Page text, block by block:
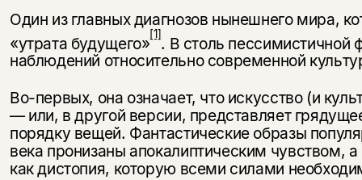
Один из главных диагнозов нынешнего мира,
«утрата будущего»[1]. В столь пессимистичной
наблюдений относительно современной
Во-первых, она означает, что искусство (и
— или, в другой версии, представляет
порядку вещей. Фантастические образы
века пронизаны апокалиптическим чувством,
как дистопия, которую всеми силами